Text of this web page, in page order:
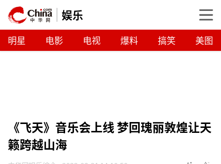
娱乐
明星 电影 电视 爆料 搞笑 美图
《飞天》音乐会上线 梦回瑰丽敦煌让天
籁跨越山海